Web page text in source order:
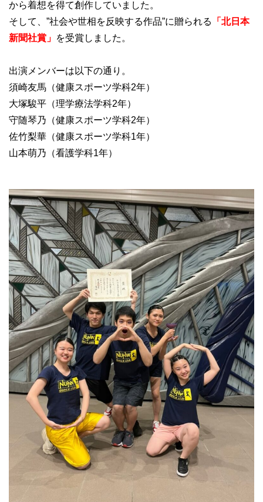
から着想を得て創作していました。
そして、”社会や世相を反映する作品”に贈られる
「北日本
新聞社賞」 を受賞しました。
出演メンバーは以下の通り。
須崎友馬（健康スポーツ学科2年）
大塚駿平（理学療法学科2年）
守随琴乃（健康スポーツ学科2年）
佐竹梨華（健康スポーツ学科1年）
山本萌乃（看護学科1年）